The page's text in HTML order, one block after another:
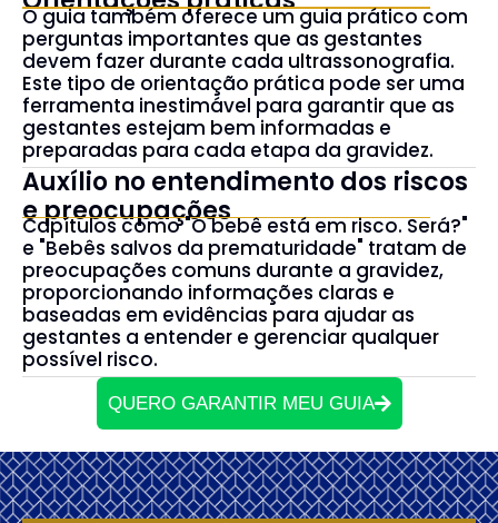
O guia também oferece um guia prático com
perguntas importantes que as gestantes
devem fazer durante cada ultrassonografia.
Este tipo de orientação prática pode ser uma
ferramenta inestimável para garantir que as
gestantes estejam bem informadas e
preparadas para cada etapa da gravidez.
Auxílio no entendimento dos riscos
e preocupações
Capítulos como "O bebê está em risco. Será?"
e "Bebês salvos da prematuridade" tratam de
preocupações comuns durante a gravidez,
proporcionando informações claras e
baseadas em evidências para ajudar as
gestantes a entender e gerenciar qualquer
possível risco.
QUERO GARANTIR MEU GUIA